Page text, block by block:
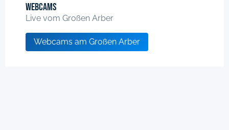
Webcams
Live vom Großen Arber
Webcams am Großen Arber